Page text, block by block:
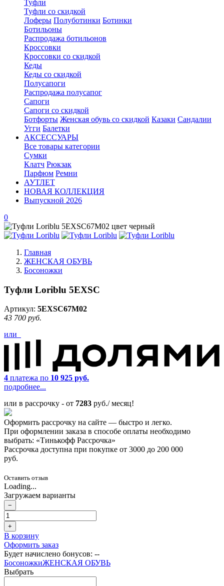
Туфли
Туфли со скидкой
Лоферы Полуботинки Ботинки
Ботильоны
Распродажа ботильонов
Кроссовки
Кроссовки со скидкой
Кеды
Кеды со скидкой
Полусапоги
Распродажа полусапог
Сапоги
Сапоги со скидкой
Ботфорты Женская обувь со скидкой Казаки Сандалии
Угги Балетки
АКСЕССУАРЫ
Все товары категории
Сумки
Клатч Рюкзак
Парфюм Ремни
АУТЛЕТ
НОВАЯ КОЛЛЕКЦИЯ
Выпускной 2026
0
Главная
ЖЕНСКАЯ ОБУВЬ
Босоножки
Туфли Loriblu 5EXSC
Артикул: 5EXSC67M02
43 700 руб.
или
4 платежа по 10 925 руб.
подробнее...
или в рассрочку - от 7283 руб./ месяц!
Оформить рассрочку на сайте — быстро и легко.
При оформлении заказа в способе оплаты необходимо
выбрать: «Тинькофф Рассрочка»
Рассрочка доступна при покупке от 3000 до 200 000
руб.
Оставить отзыв
Loading...
Загружаем варианты
−
+
В корзину
Оформить заказ
Будет начислено бонусов: --
БосоножкиЖЕНСКАЯ ОБУВЬ
Выбрать